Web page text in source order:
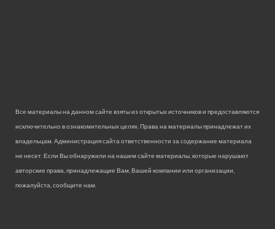
Все материалы на данном сайте взяты из открытых источников и предоставляются
исключительно в ознакомительных целях. Права на материалы принадлежат их
владельцам. Администрация сайта ответственности за содержание материала
не несет. Если Вы обнаружили на нашем сайте материалы, которые нарушают
авторские права, принадлежащие Вам, Вашей компании или организации,
пожалуйста, сообщите нам.